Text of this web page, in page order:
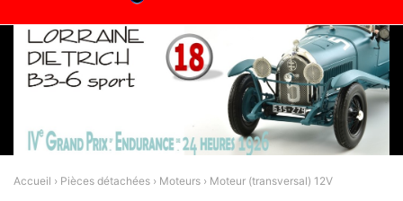
Accueil › Pièces détachées › Moteurs › Moteur (transversal) 12V